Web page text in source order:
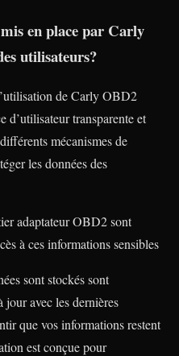
en place par Carly
utilisateurs?
de Carly OBD2
d’utilisateur transparente et
mécanismes de
les données des
adaptateur OBD2 sont
à ces informations sensibles
sont stockés sont
avec les dernières
que vos informations restent
est conçue pour